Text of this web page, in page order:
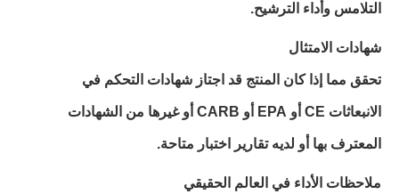
التلامس وأداء الترشيح.
شهادات الامتثال
تحقق مما إذا كان المنتج قد اجتاز شهادات التحكم في
الانبعاثات CE أو EPA أو CARB أو غيرها من الشهادات
المعترف بها أو لديه تقارير اختبار متاحة.
ملاحظات الأداء في العالم الحقيقي